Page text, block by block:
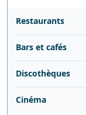
Restaurants
Bars et cafés
Discothèques
Cinéma